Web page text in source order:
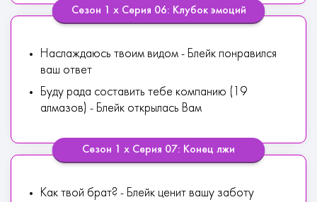
Сезон 1 х Серия 06: Клубок эмоций
Наслаждаюсь твоим видом - Блейк понравился
ваш ответ
Буду рада составить тебе компанию (19
алмазов) - Блейк открылась Вам
Сезон 1 х Серия 07: Конец лжи
Как твой брат? - Блейк ценит вашу заботу